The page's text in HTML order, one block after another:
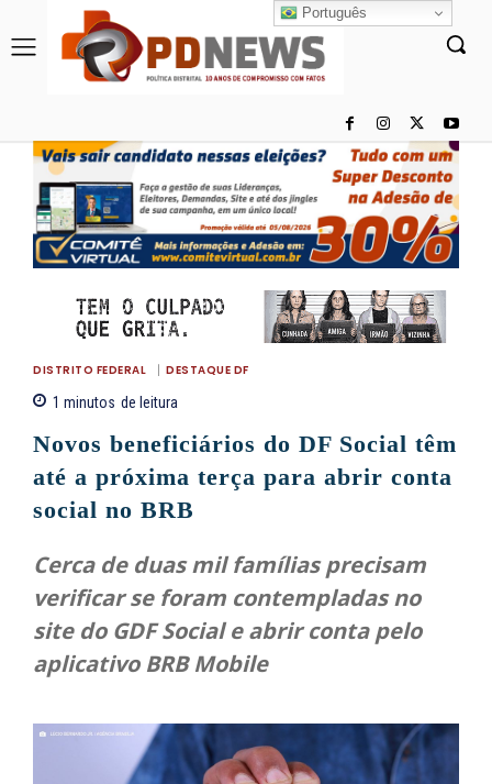
DISTRITO FEDERAL DESTAQUE DF
1 minutos de leitura
Novos beneficiários do DF Social têm
até a próxima terça para abrir conta
social no BRB
Cerca de duas mil famílias precisam
verificar se foram contempladas no
site do GDF Social e abrir conta pelo
aplicativo BRB Mobile
Português